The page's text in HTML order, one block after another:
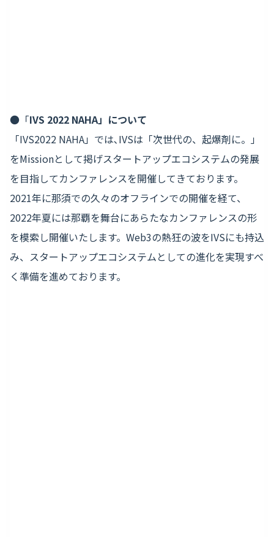
●「IVS 2022 NAHA」について
「IVS2022 NAHA」では､IVSは「次世代の、起爆剤に。」
をMissionとして掲げスタートアップエコシステムの発展
を目指してカンファレンスを開催してきております。
2021年に那須での久々のオフラインでの開催を経て、
2022年夏には那覇を舞台にあらたなカンファレンスの形
を模索し開催いたします。Web3の熱狂の波をIVSにも持込
み、スタートアップエコシステムとしての進化を実現すべ
く準備を進めております。